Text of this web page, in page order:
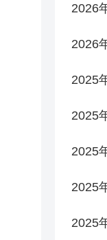
2026
2026
2025
2025
2025
2025
2025